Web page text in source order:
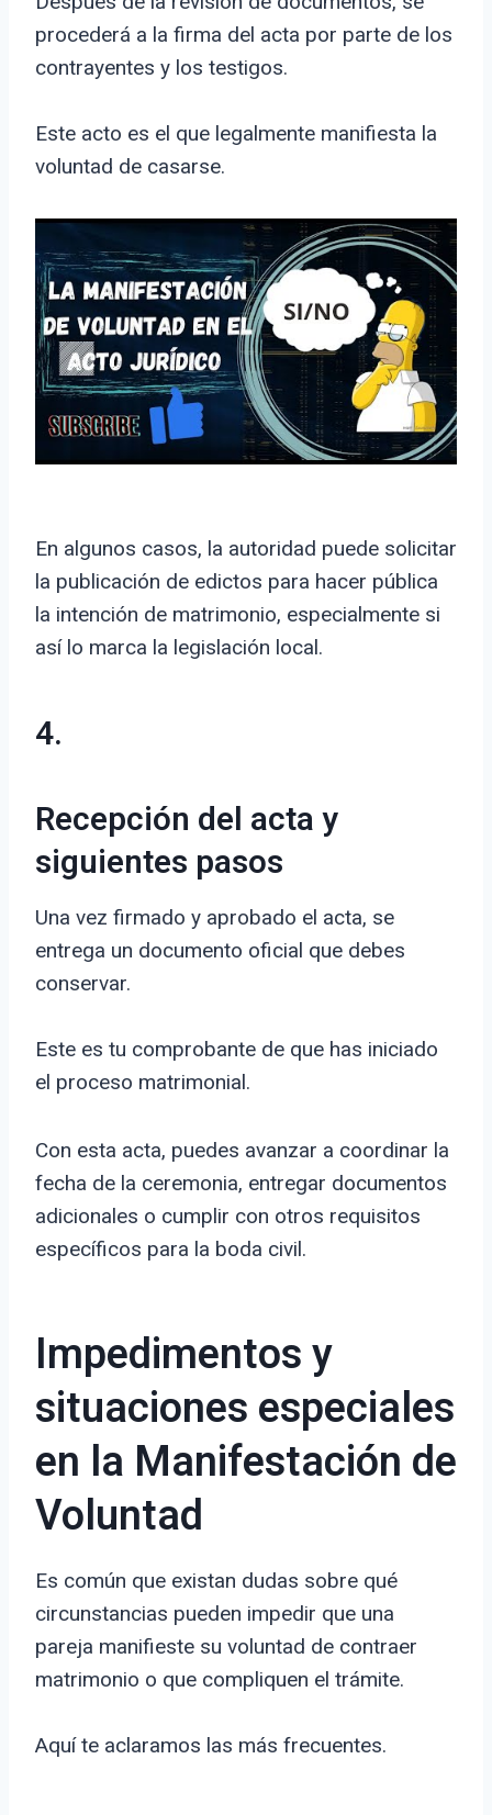
procederá a la firma del acta por parte de los
contrayentes y los testigos.
Este acto es el que legalmente manifiesta la
voluntad de casarse.
En algunos casos, la autoridad puede solicitar
la publicación de edictos para hacer pública
la intención de matrimonio, especialmente si
así lo marca la legislación local.
4.
Recepción del acta y
siguientes pasos
Una vez firmado y aprobado el acta, se
entrega un documento oficial que debes
conservar.
Este es tu comprobante de que has iniciado
el proceso matrimonial.
Con esta acta, puedes avanzar a coordinar la
fecha de la ceremonia, entregar documentos
adicionales o cumplir con otros requisitos
específicos para la boda civil.
Impedimentos y
situaciones especiales
en la Manifestación de
Voluntad
Es común que existan dudas sobre qué
circunstancias pueden impedir que una
pareja manifieste su voluntad de contraer
matrimonio o que compliquen el trámite.
Aquí te aclaramos las más frecuentes.